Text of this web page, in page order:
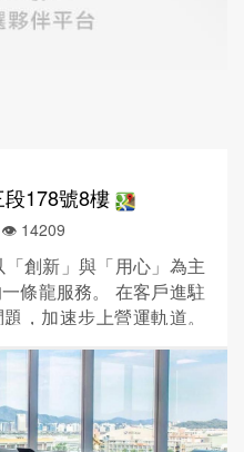
178號8樓
👁️‍ 14209
創新」與「用心」為主
條龍服務。 在客戶進駐
，加速步上營運軌道。
機場接送、預約參觀服
雙語秘書服務、商務引
務領域與範圍。